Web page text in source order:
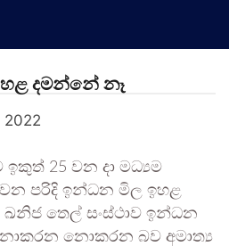
දමන්නේ නෑ
2022
25 වන දා මධ්‍යම
වන පරිදි ඉන්ධන මිල ඉහළ
ඛනිජ තෙල් සංස්ථාව ඉන්ධන
නොකරන බව අමාත්‍ය